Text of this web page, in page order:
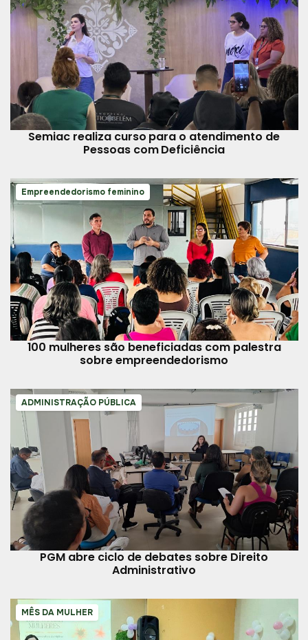
Semiac realiza curso para o atendimento de
Pessoas com Deficiência
Empreendedorismo feminino
100 mulheres são beneficiadas com palestra
sobre empreendedorismo
ADMINISTRAÇÃO PÚBLICA
PGM abre ciclo de debates sobre Direito
Administrativo
MÊS DA MULHER